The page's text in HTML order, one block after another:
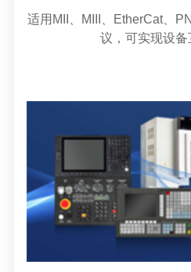
适用MII、MIII、EtherCat、
议，可实现设备